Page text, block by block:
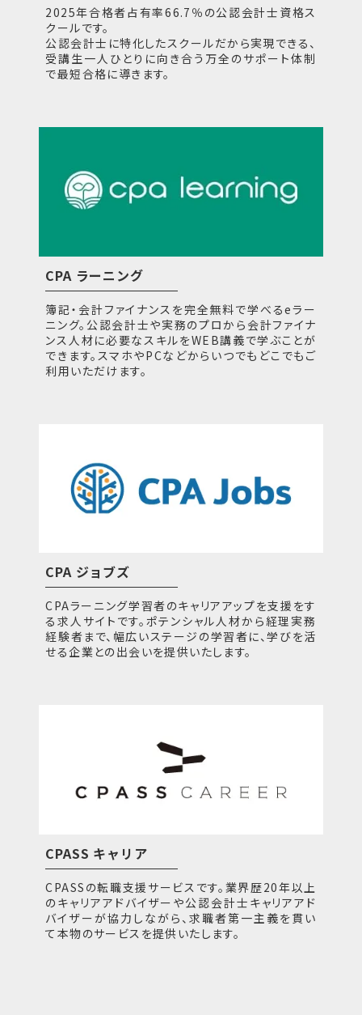
2025年合格者占有率66.7％の公認会計士資格ス
クールです。
公認会計士に特化したスクールだから実現できる、
受講生一人ひとりに向き合う万全のサポート体制
で最短合格に導きます。
CPA ラーニング
簿記・会計ファイナンスを完全無料で学べるeラー
ニング。公認会計士や実務のプロから会計ファイナ
ンス人材に必要なスキルをWEB講義で学ぶことが
できます。スマホやPCなどからいつでもどこでもご
利用いただけます。
CPA ジョブズ
CPAラーニング学習者のキャリアアップを支援をす
る求人サイトです。ポテンシャル人材から経理実務
経験者まで、幅広いステージの学習者に、学びを活
せる企業との出会いを提供いたします。
CPASS キャリア
CPASSの転職支援サービスです。業界歴20年以上
のキャリアアドバイザーや公認会計士キャリアアド
バイザーが協力しながら、求職者第一主義を貫い
て本物のサービスを提供いたします。